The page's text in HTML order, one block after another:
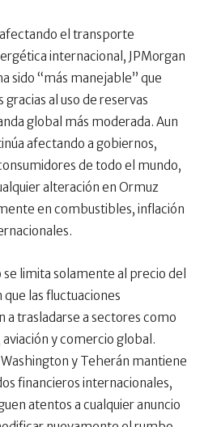
el transporte
internacional, JPMorgan
sido “más manejable” que
al uso de reservas
global más moderada. Aun
afectando a gobiernos,
de todo el mundo,
alteración en Ormuz
en combustibles, inflación
limita solamente al precio del
las fluctuaciones
a trasladarse a sectores como
y comercio global.
y Teherán mantiene
financieros internacionales,
atentos a cualquier anuncio